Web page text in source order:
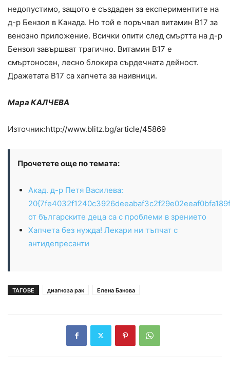
недопустимо, защото е създаден за експериментите на
д-р Бензол в Канада. Но той е поръчвал витамин В17 за
венозно приложение. Всички опити след смъртта на д-р
Бензол завършват трагично. Витамин В17 е
смъртоносен, лесно блокира сърдечната дейност.
Дражетата В17 са хапчета за наивници.
Мара КАЛЧЕВА
Източник:http://www.blitz.bg/article/45869
Прочетете още по темата:
Акад. д-р Петя Василева:
от българските деца са с проблеми в зрението
Хапчета без нужда! Лекари ни тъпчат с
антидепресанти
ТАГОВЕ диагноза рак Елена Банова